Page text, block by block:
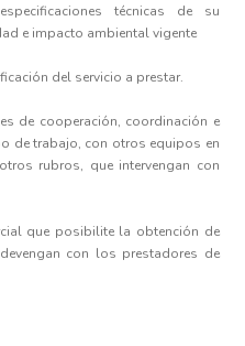
técnicas de su
e impacto ambiental vigente
del servicio a prestar.
de cooperación, coordinación e
de trabajo, con otros equipos en
rubros, que intervengan con
que posibilite la obtención de
con los prestadores de